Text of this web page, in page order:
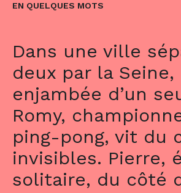
EN QUELQUES MOTS
Dans une ville
deux par la Seine,
enjambée d’un
Romy,
ping-pong, vit du
invisibles. Pierre,
solitaire, du côté